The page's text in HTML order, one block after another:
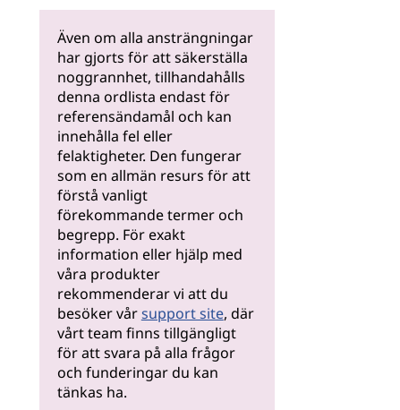
Även om alla ansträngningar
har gjorts för att säkerställa
noggrannhet, tillhandahålls
denna ordlista endast för
referensändamål och kan
innehålla fel eller
felaktigheter. Den fungerar
som en allmän resurs för att
förstå vanligt
förekommande termer och
begrepp. För exakt
information eller hjälp med
våra produkter
rekommenderar vi att du
besöker vårsupport site, där
vårt team finns tillgängligt
för att svara på alla frågor
och funderingar du kan
tänkas ha.